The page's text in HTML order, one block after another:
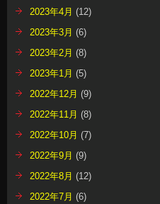
2023年4月 (12)
2023年3月 (6)
2023年2月 (8)
2023年1月 (5)
2022年12月 (9)
2022年11月 (8)
2022年10月 (7)
2022年9月 (9)
2022年8月 (12)
2022年7月 (6)